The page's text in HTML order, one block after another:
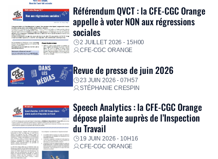
Référendum QVCT : la CFE-CGC Orange
appelle à voter NON aux régressions
sociales
2 JUILLET 2026 - 15H00
CFE-CGC ORANGE
Revue de presse de juin 2026
23 JUIN 2026 - 07H57
STÉPHANIE CRESPIN
Speech Analytics : la CFE-CGC Orange
dépose plainte auprès de l’Inspection
du Travail
19 JUIN 2026 - 10H16
CFE-CGC ORANGE